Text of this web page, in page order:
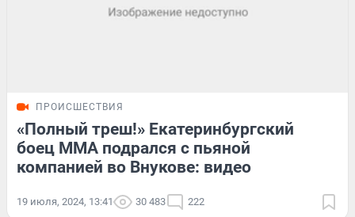
ПРОИСШЕСТВИЯ
«Полный треш!» Екатеринбургский
боец ММА подрался с пьяной
компанией во Внукове: видео
19 июля, 2024, 13:41 30 483 222